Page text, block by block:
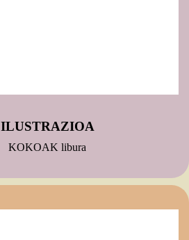
ILUSTRAZIOA
KOKOAK libura